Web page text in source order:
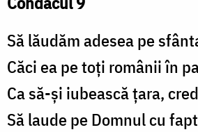
Să lăudăm adesea pe
Căci ea pe toți românii în
Ca să-și iubească țara,
Să laude pe Domnul cu